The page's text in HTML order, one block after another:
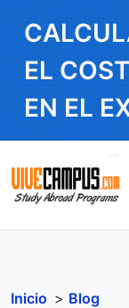
EL
EN EL
Inicio > Blog